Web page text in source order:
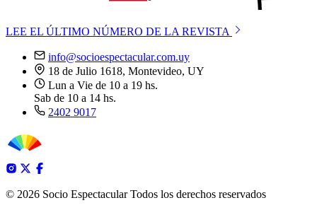
LEE EL ÚLTIMO NÚMERO DE LA REVISTA
info@socioespectacular.com.uy
18 de Julio 1618, Montevideo, UY
Lun a Vie de 10 a 19 hs.
Sab de 10 a 14 hs.
2402 9017
© 2026 Socio Espectacular Todos los derechos reservados